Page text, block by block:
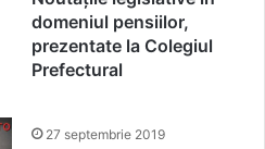
domeniul pensiilor,
prezentate la Colegiul
Prefectural
27 septembrie 2019